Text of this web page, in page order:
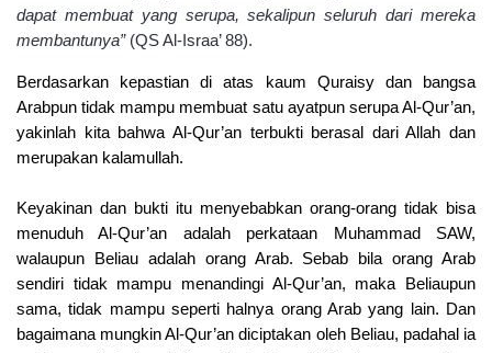
dapat membuat yang serupa, sekalipun seluruh dari mereka
membantunya”(QS Al-Israa’ 88).
Berdasarkan kepastian di atas kaum Quraisy dan bangsa
Arabpun tidak mampu membuat satu ayatpun serupa Al-Qur’an,
yakinlah kita bahwa Al-Qur’an terbukti berasal dari Allah dan
merupakan kalamullah.
Keyakinan dan bukti itu menyebabkan orang-orang tidak bisa
menuduh Al-Qur’an adalah perkataan Muhammad SAW,
walaupun Beliau adalah orang Arab. Sebab bila orang Arab
sendiri tidak mampu menandingi Al-Qur’an, maka Beliaupun
sama, tidak mampu seperti halnya orang Arab yang lain. Dan
bagaimana mungkin Al-Qur’an diciptakan oleh Beliau, padahal ia